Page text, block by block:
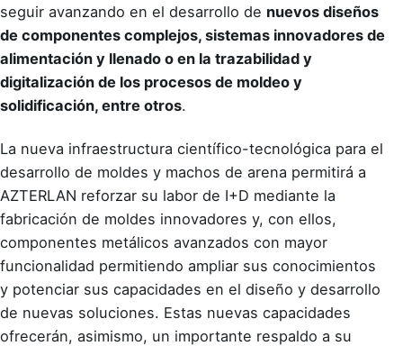
seguir avanzando en el desarrollo de nuevos diseños
de componentes complejos, sistemas innovadores de
alimentación y llenado o en la trazabilidad y
digitalización de los procesos de moldeo y
solidificación, entre otros.
La nueva infraestructura científico-tecnológica para el
desarrollo de moldes y machos de arena permitirá a
AZTERLAN reforzar su labor de I+D mediante la
fabricación de moldes innovadores y, con ellos,
componentes metálicos avanzados con mayor
funcionalidad permitiendo ampliar sus conocimientos
y potenciar sus capacidades en el diseño y desarrollo
de nuevas soluciones. Estas nuevas capacidades
ofrecerán, asimismo, un importante respaldo a su